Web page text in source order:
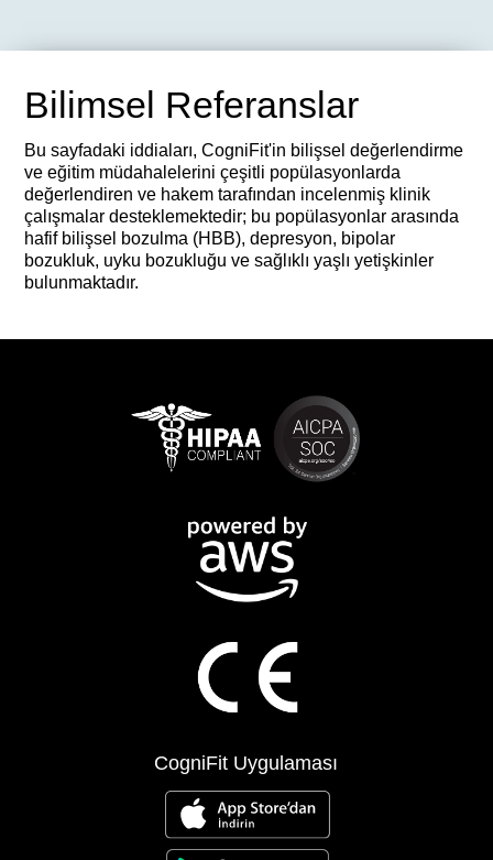
Bilimsel Referanslar
Bu sayfadaki iddiaları, CogniFit'in bilişsel değerlendirme
ve eğitim müdahalelerini çeşitli popülasyonlarda
değerlendiren ve hakem tarafından incelenmiş klinik
çalışmalar desteklemektedir; bu popülasyonlar arasında
hafif bilişsel bozulma (HBB), depresyon, bipolar
bozukluk, uyku bozukluğu ve sağlıklı yaşlı yetişkinler
bulunmaktadır.
CogniFit Uygulaması